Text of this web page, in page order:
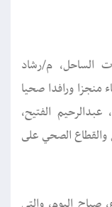
الساحل، م/رشاد
منجزا ورافدا صحيا
الفتيح،
الصحي على